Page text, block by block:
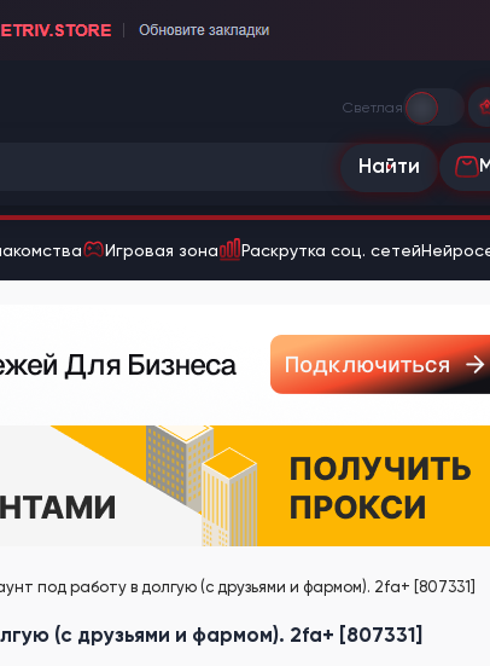
Светлая
Найти
Игровая зона Раскрутка соц. сетей
под работу в долгую (с друзьями и фармом). 2fa+ [807331]
(с друзьями и фармом). 2fa+ [807331]